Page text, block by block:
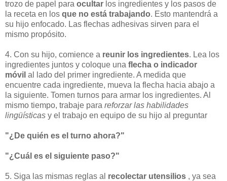
trozo de papel para ocultar los ingredientes y los pasos de
la receta en los que no está trabajando. Esto mantendrá a
su hijo enfocado. Las flechas adhesivas sirven para el
mismo propósito.
4. Con su hijo, comience a reunir los ingredientes. Lea los
ingredientes juntos y coloque una flecha o indicador
móvil al lado del primer ingrediente. A medida que
encuentre cada ingrediente, mueva la flecha hacia abajo a
la siguiente. Tomen turnos para armar los ingredientes. Al
mismo tiempo, trabaje para reforzar las habilidades
lingüísticas y el trabajo en equipo de su hijo al preguntar
"¿De quién es el turno ahora?"
"¿Cuál es el siguiente paso?"
5. Siga las mismas reglas al recolectar utensilios , ya sea